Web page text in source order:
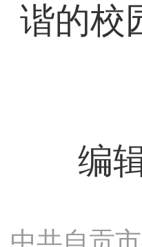
谐的校
编